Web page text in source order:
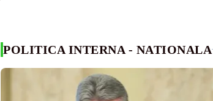
POLITICA INTERNA - NATIONALA